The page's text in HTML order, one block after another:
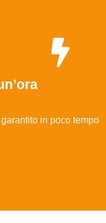
garantito in poco tempo